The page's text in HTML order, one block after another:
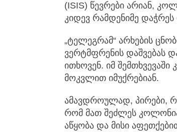
(ISIS) წევრები არიან,
კიდევ რამდენიმე
„ტელეგრამ“ არხების
ვერტმფრენის დაშვებას
ითხოვენ. იმ
მოკვლით იმუქრებიან.
ამავდროულად, პირები,
რომ მათ შეძლეს
აწყობა და მისი